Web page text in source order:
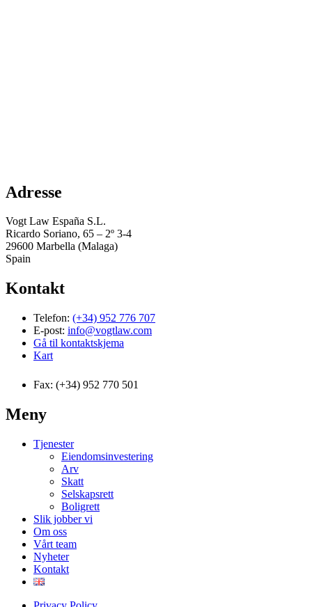
Adresse
Vogt Law España S.L.
Ricardo Soriano, 65 – 2º 3-4
29600 Marbella (Malaga)
Spain
Kontakt
Telefon: (+34) 952 776 707
E-post: info@vogtlaw.com
Gå til kontaktskjema
Kart
Fax: (+34) 952 770 501
Meny
Tjenester
Eiendomsinvestering
Arv
Skatt
Selskapsrett
Boligrett
Slik jobber vi
Om oss
Vårt team
Nyheter
Kontakt